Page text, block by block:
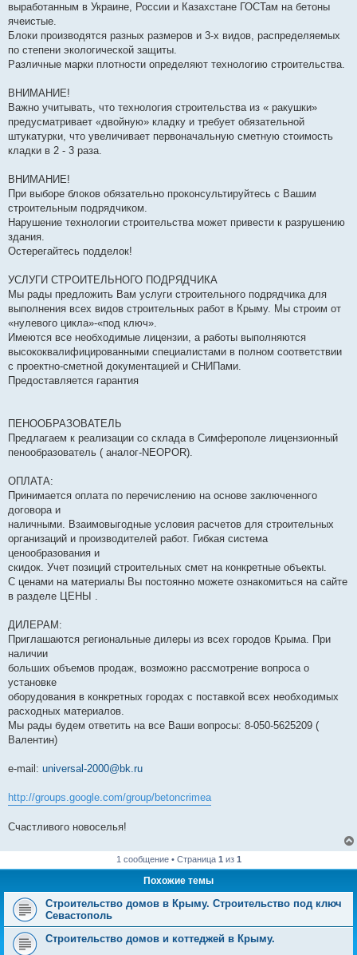
выработанным в Украине, России и Казахстане ГОСТам на бетоны
ячеистые.
Блоки производятся разных размеров и 3-х видов, распределяемых
по степени экологической защиты.
Различные марки плотности определяют технологию строительства.
ВНИМАНИЕ!
Важно учитывать, что технология строительства из « ракушки»
предусматривает «двойную» кладку и требует обязательной
штукатурки, что увеличивает первоначальную сметную стоимость
кладки в 2 - 3 раза.
ВНИМАНИЕ!
При выборе блоков обязательно проконсультируйтесь с Вашим
строительным подрядчиком.
Нарушение технологии строительства может привести к разрушению
здания.
Остерегайтесь подделок!
УСЛУГИ СТРОИТЕЛЬНОГО ПОДРЯДЧИКА
Мы рады предложить Вам услуги строительного подрядчика для
выполнения всех видов строительных работ в Крыму. Мы строим от
«нулевого цикла»-«под ключ».
Имеются все необходимые лицензии, а работы выполняются
высококвалифицированными специалистами в полном соответствии
с проектно-сметной документацией и СНИПами.
Предоставляется гарантия
ПЕНООБРАЗОВАТЕЛЬ
Предлагаем к реализации со склада в Симферополе лицензионный
пенообразователь ( аналог-NEOPOR).
ОПЛАТА:
Принимается оплата по перечислению на основе заключенного
договора и
наличными. Взаимовыгодные условия расчетов для строительных
организаций и производителей работ. Гибкая система
ценообразования и
скидок. Учет позиций строительных смет на конкретные объекты.
С ценами на материалы Вы постоянно можете ознакомиться на сайте
в разделе ЦЕНЫ .
ДИЛЕРАМ:
Приглашаются региональные дилеры из всех городов Крыма. При
наличии
больших объемов продаж, возможно рассмотрение вопроса о
установке
оборудования в конкретных городах с поставкой всех необходимых
расходных материалов.
Мы рады будем ответить на все Ваши вопросы: 8-050-5625209 (
Валентин)
e-mail: universal-2000@bk.ru
http://groups.google.com/group/betoncrimea
Счастливого новоселья!
1 сообщение • Страница 1 из 1
Похожие темы
Строительство домов в Крыму. Строительство под ключ
Севастополь
Строительство домов и коттеджей в Крыму.